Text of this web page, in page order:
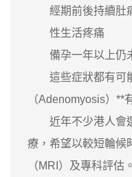
經期前後持續肚
性生活疼痛
備孕一年以上仍
這些症狀都有可
（Adenomyosis）**
近年不少港人會選
療，希望以較短輪候
（MRI）及專科評